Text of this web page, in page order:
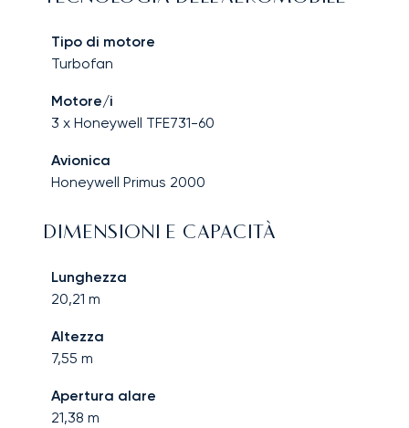
Tipo di motore
Turbofan
Motore/i
3 x Honeywell TFE731-60
Avionica
Honeywell Primus 2000
DIMENSIONI E CAPACITÀ
Lunghezza
20,21 m
Altezza
7,55 m
Apertura alare
21,38 m